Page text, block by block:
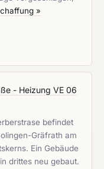
»
- Heizung VE 06
befindet
Gräfrath am
Ein Gebäude
drittes neu gebaut.